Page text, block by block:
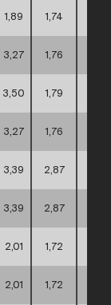
1,89 1,74
3,27 1,76
3,50 1,79
3,27 1,76
3,39 2,87
3,39 2,87
2,01 1,72
2,01 1,72